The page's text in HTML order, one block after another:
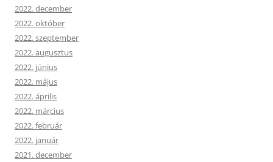
2022. december
2022. október
2022. szeptember
2022. augusztus
2022. június
2022. május
2022. április
2022. március
2022. február
2022. január
2021. december